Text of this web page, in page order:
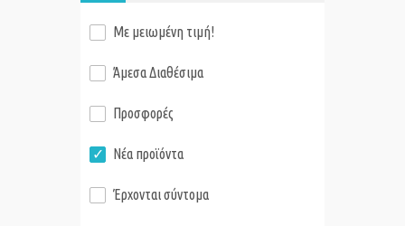
Με μειωμένη τιμή!
Άμεσα Διαθέσιμα
Προσφορές
Νέα προϊόντα
Έρχονται σύντομα